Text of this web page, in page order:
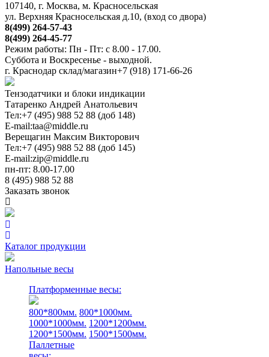
107140, г. Москва, м. Красносельская
ул. Верхняя Красносельская д.10, (вход со двора)
8(499) 264-57-43
8(499) 264-45-77
Режим работы: Пн - Пт: с 8.00 - 17.00.
Суббота и Воскресенье - выходной.
г. Краснодар склад/магазин+7 (918) 171-66-26
Тензодатчики и блоки индикации
Татаренко Андрей Анатольевич
Тел:+7 (495) 988 52 88 (доб 148)
E-mail:taa@middle.ru
Верещагин Максим Викторович
Тел:+7 (495) 988 52 88 (доб 145)
E-mail:zip@middle.ru
пн-пт: 8.00-17.00
8 (495) 988 52 88
Заказать звонок
Каталог продукции
Напольные весы
Платформенные весы:
800*800мм. 800*1000мм.
1000*1000мм. 1200*1200мм.
1200*1500мм. 1500*1500мм.
Паллетные